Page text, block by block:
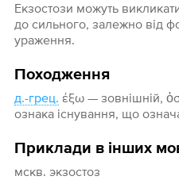
Екзостози можуть
до сильного, залежно від
ураження.
Походження
д.-грец. έξω — зовнішній,
ознака існування, що
Приклади в інших
мскв. экзостоз